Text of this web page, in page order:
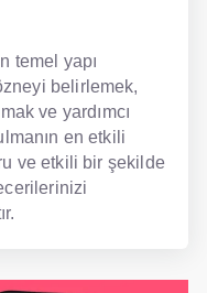
temel yapı
belirlemek,
ve yardımcı
en etkili
ve etkili bir şekilde